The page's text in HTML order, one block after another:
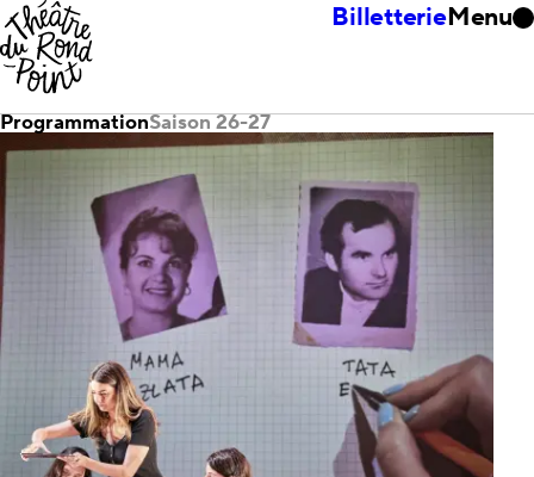
BilletterieMenu
ProgrammationSaison 26-27